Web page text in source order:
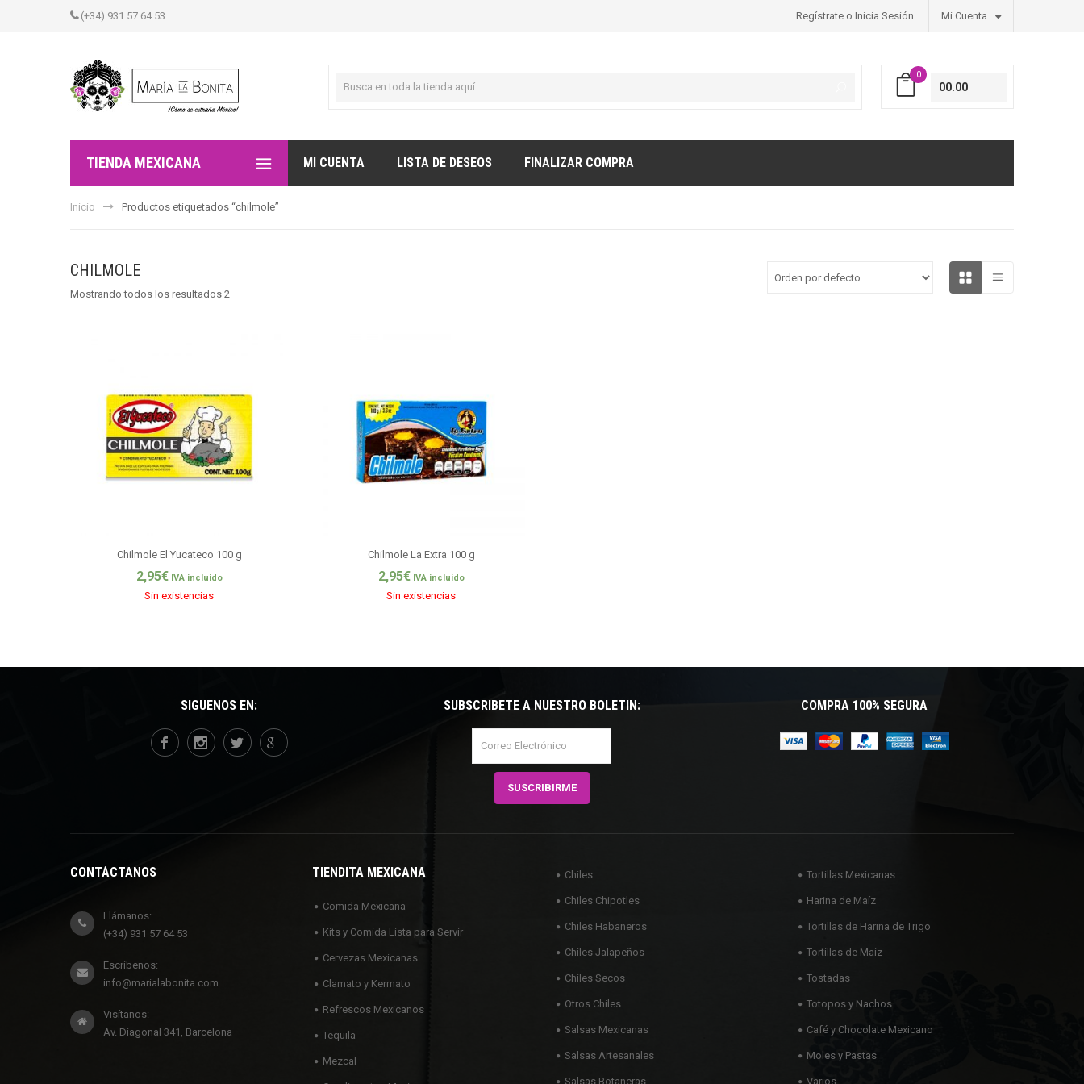
(+34) 931 57 64 53 Regístrate o Inicia Sesión Mi Cuenta
0
00.00
TIENDA MEXICANA MI CUENTA LISTA DE DESEOS FINALIZAR COMPRA
Inicio Productos etiquetados “chilmole”
CHILMOLE
Mostrando todos los resultados 2
Chilmole El Yucateco 100 g
2,95€ IVA incluido
Sin existencias
Chilmole La Extra 100 g
2,95€ IVA incluido
Sin existencias
SÍGUENOS EN: SUBSCRÍBETE A NUESTRO BOLETÍN: COMPRA 100% SEGURA
CONTÁCTANOS
Llámanos:
(+34) 931 57 64 53
Escríbenos:
info@marialabonita.com
Visítanos:
Av. Diagonal 341, Barcelona
TIENDITA MEXICANA
Comida Mexicana
Kits y Comida Lista para Servir
Cervezas Mexicanas
Clamato y Kermato
Refrescos Mexicanos
Tequila
Mezcal
Chiles
Chiles Chipotles
Chiles Habaneros
Chiles Jalapeños
Chiles Secos
Otros Chiles
Salsas Mexicanas
Salsas Artesanales
Salsas Botaneras
Tortillas Mexicanas
Harina de Maíz
Tortillas de Harina de Trigo
Tortillas de Maíz
Tostadas
Totopos y Nachos
Café y Chocolate Mexicano
Moles y Pastas
Varios